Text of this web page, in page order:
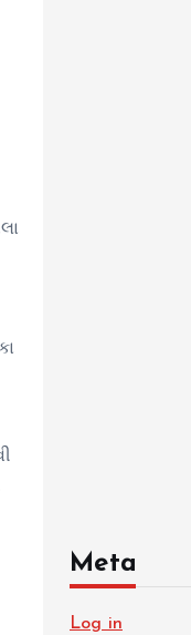
Meta
Log in